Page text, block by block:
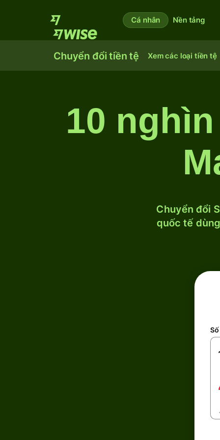
Cá nhân Nền tảng
Chuyển đổi tiền tệ Xem các loại tiền tệ
10
Chuyển đổi
quốc tế